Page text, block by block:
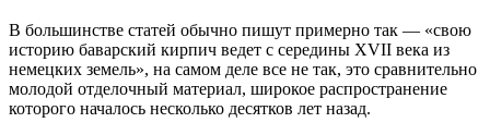
В большинстве статей обычно пишут примерно так — «свою
историю баварский кирпич ведет с середины XVII века из
немецких земель», на самом деле все не так, это сравнительно
молодой отделочный материал, широкое распространение
которого началось несколько десятков лет назад.